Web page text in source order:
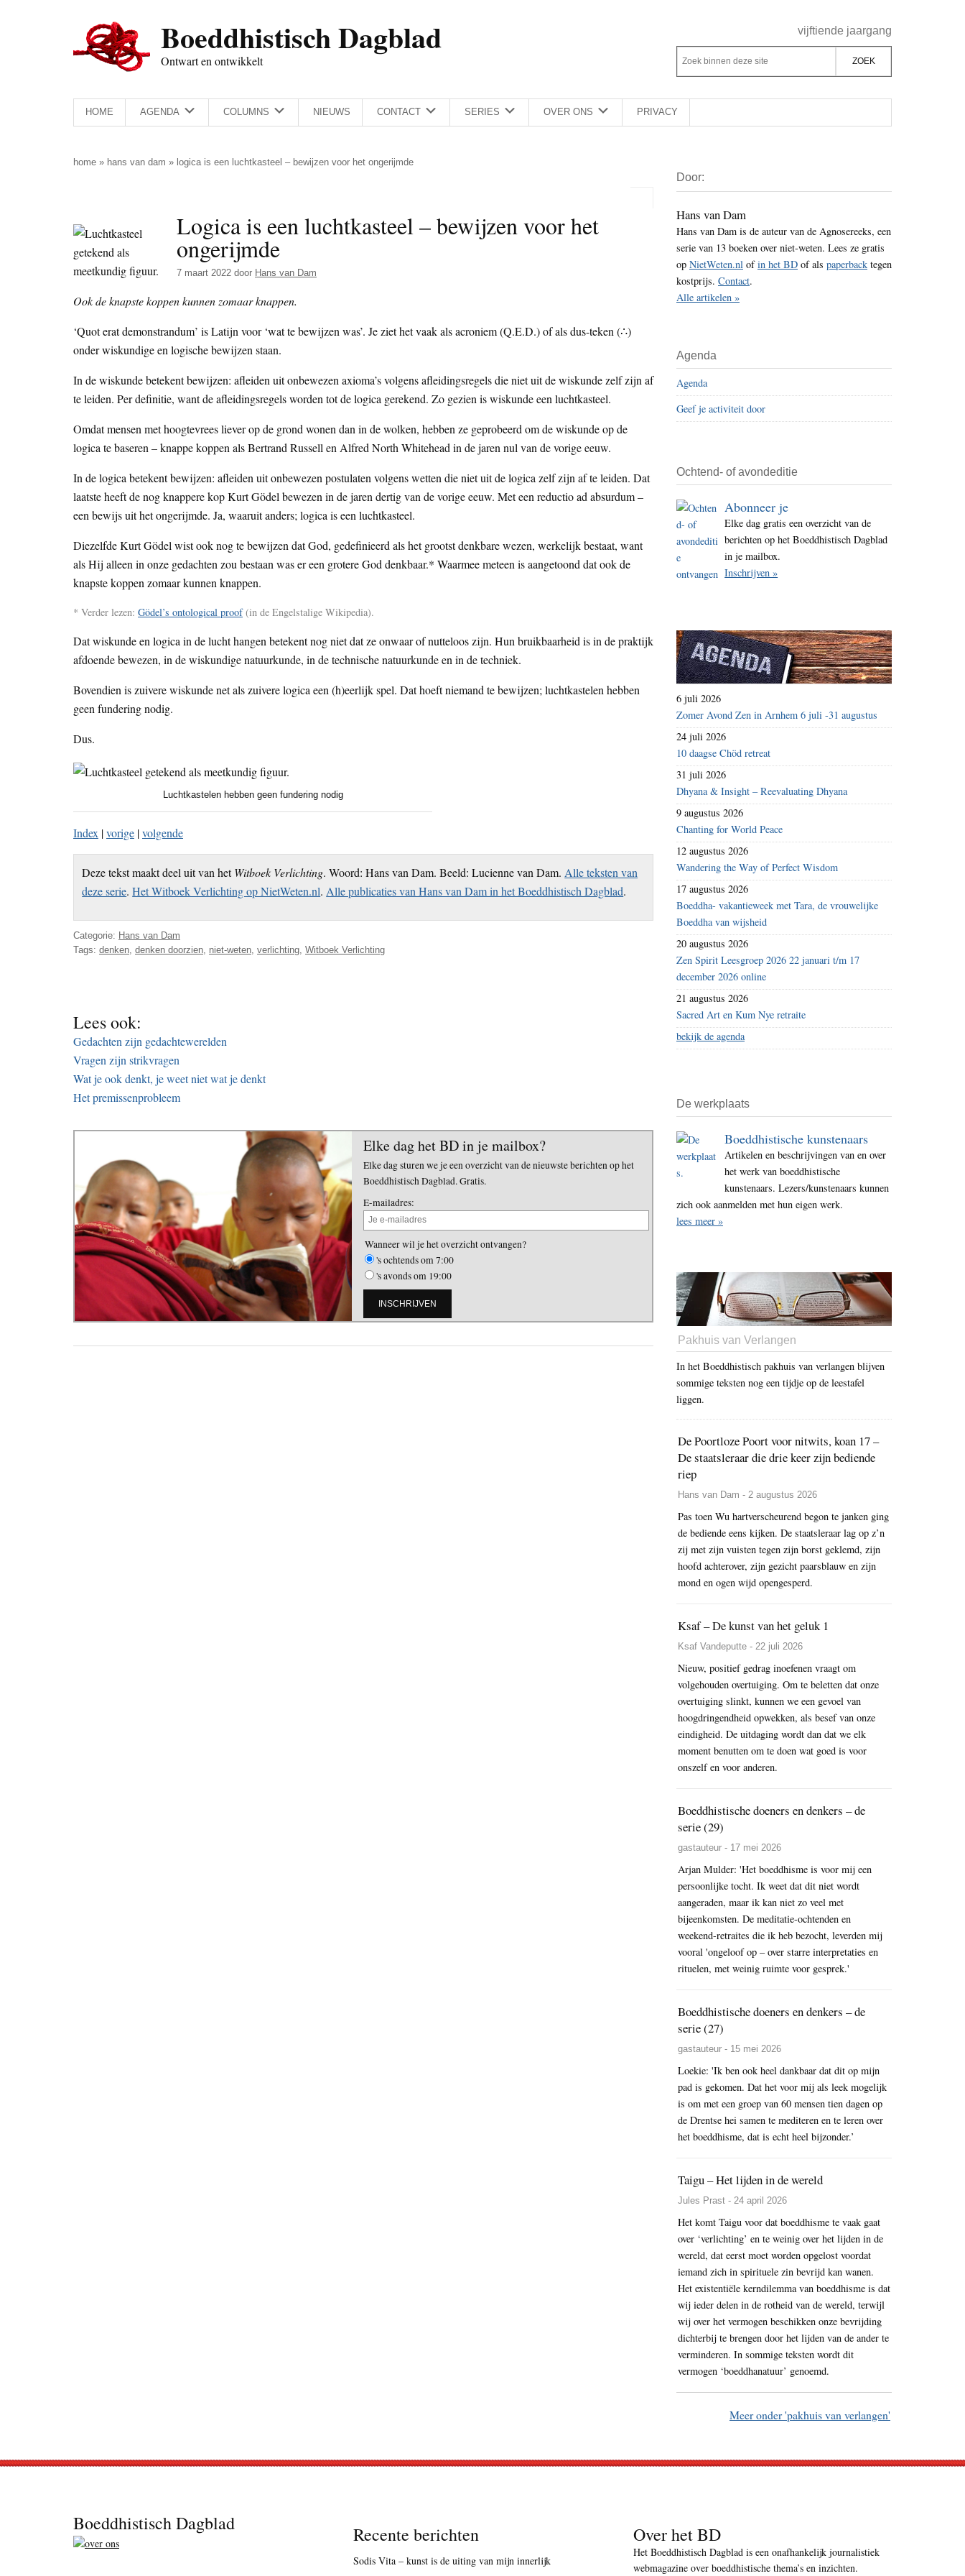
Boeddhistisch Dagblad
Ontwart en ontwikkelt
Rechts
vijftiende jaargang
Z
o
e
k
d
e
z
e
s
i
t
Z
o
k
b
n
n
e
z
e
t
e
HOME AGENDA COLUMNS NIEUWS CONTACT SERIES OVER ONS PRIVACY
home » hans van dam » logica is een luchtkasteel – bewijzen voor het ongerijmde
Logica is een luchtkasteel – bewijzen voor het
ongerijmde
7 maart 2022 door Hans van Dam
Ook de knapste koppen kunnen zomaar knappen.
‘Quot erat demonstrandum’ is Latijn voor ‘wat te bewijzen was’. Je ziet het vaak als acroniem (Q.E.D.) of als dus-teken (∴)
onder wiskundige en logische bewijzen staan.
In de wiskunde betekent bewijzen: afleiden uit onbewezen axioma’s volgens afleidingsregels die niet uit de wiskunde zelf zijn af
te leiden. Per definitie, want de afleidingsregels worden tot de logica gerekend. Zo gezien is wiskunde een luchtkasteel.
Omdat mensen met hoogtevrees liever op de grond wonen dan in de wolken, hebben ze geprobeerd om de wiskunde op de
logica te baseren – knappe koppen als Bertrand Russell en Alfred North Whitehead in de jaren nul van de vorige eeuw.
In de logica betekent bewijzen: afleiden uit onbewezen postulaten volgens wetten die niet uit de logica zelf zijn af te leiden. Dat
laatste heeft de nog knappere kop Kurt Gödel bewezen in de jaren dertig van de vorige eeuw. Met een reductio ad absurdum –
een bewijs uit het ongerijmde. Ja, waaruit anders; logica is een luchtkasteel.
Diezelfde Kurt Gödel wist ook nog te bewijzen dat God, gedefinieerd als het grootst denkbare wezen, werkelijk bestaat, want
als Hij alleen in onze gedachten zou bestaan was er een grotere God denkbaar.* Waarmee meteen is aangetoond dat ook de
knapste koppen zomaar kunnen knappen.
* Verder lezen: Gödel’s ontological proof(in de Engelstalige Wikipedia).
Dat wiskunde en logica in de lucht hangen betekent nog niet dat ze onwaar of nutteloos zijn. Hun bruikbaarheid is in de praktijk
afdoende bewezen, in de wiskundige natuurkunde, in de technische natuurkunde en in de techniek.
Bovendien is zuivere wiskunde net als zuivere logica een (h)eerlijk spel. Dat hoeft niemand te bewijzen; luchtkastelen hebben
geen fundering nodig.
Dus.
Luchtkastelen hebben geen fundering nodig
Index |vorige |volgende
Deze tekst maakt deel uit van hetWitboek Verlichting. Woord: Hans van Dam. Beeld: Lucienne van Dam. Alle teksten van
deze serie.Het Witboek Verlichting op NietWeten.nl. Alle publicaties van Hans van Dam in het Boeddhistisch Dagblad.
Categorie: Hans van Dam
Tags: denken denken doorzien niet-weten verlichting Witboek Verlichting
Lees ook:
Gedachten zijn gedachtewerelden
Vragen zijn strikvragen
Wat je ook denkt, je weet niet wat je denkt
Het premissenprobleem
Elke dag het BD in je mailbox?
Elke dag sturen we je een overzicht van de nieuwste berichten op het
Boeddhistisch Dagblad. Gratis.
E-mailadres:
Wanneer wil je het overzicht ontvangen?
's ochtends om 7:00
's avonds om 19:00
Sidebar
Door:
Hans van Dam
Hans van Dam is de auteur van de Agnosereeks, een
serie van 13 boeken over niet-weten. Lees ze gratis
op NietWeten.nl ofin het BD of als paperback tegen
kostprijs. Contact.
Alle artikelen »
Agenda
Agenda
Geef je activiteit door
Ochtend- of avondeditie
Abonneer je
Elke dag gratis een overzicht van de
berichten op het Boeddhistisch Dagblad
in je mailbox.
Inschrijven »
6 juli 2026
Zomer Avond Zen in Arnhem 6 juli -31 augustus
24 juli 2026
10 daagse Chöd retreat
31 juli 2026
Dhyana & Insight – Reevaluating Dhyana
9 augustus 2026
Chanting for World Peace
12 augustus 2026
Wandering the Way of Perfect Wisdom
17 augustus 2026
Boeddha- vakantieweek met Tara, de vrouwelijke
Boeddha van wijsheid
20 augustus 2026
Zen Spirit Leesgroep 2026 22 januari t/m 17
december 2026 online
21 augustus 2026
Sacred Art en Kum Nye retraite
bekijk de agenda
De werkplaats
Boeddhistische kunstenaars
Artikelen en beschrijvingen van en over
het werk van boeddhistische
kunstenaars. Lezers/kunstenaars kunnen
zich ook aanmelden met hun eigen werk.
lees meer »
Pakhuis van Verlangen
In het Boeddhistisch pakhuis van verlangen blijven
sommige teksten nog een tijdje op de leestafel
liggen.
De Poortloze Poort voor nitwits, koan 17 –
De staatsleraar die drie keer zijn bediende
riep
Hans van Dam - 2 augustus 2026
Pas toen Wu hartverscheurend begon te janken ging
de bediende eens kijken. De staatsleraar lag op z’n
zij met zijn vuisten tegen zijn borst geklemd, zijn
hoofd achterover, zijn gezicht paarsblauw en zijn
mond en ogen wijd opengesperd.
Ksaf – De kunst van het geluk 1
Ksaf Vandeputte - 22 juli 2026
Nieuw, positief gedrag inoefenen vraagt om
volgehouden overtuiging. Om te beletten dat onze
overtuiging slinkt, kunnen we een gevoel van
hoogdringendheid opwekken, als besef van onze
eindigheid. De uitdaging wordt dan dat we elk
moment benutten om te doen wat goed is voor
onszelf en voor anderen.
Boeddhistische doeners en denkers – de
serie (29)
gastauteur - 17 mei 2026
Arjan Mulder: 'Het boeddhisme is voor mij een
persoonlijke tocht. Ik weet dat dit niet wordt
aangeraden, maar ik kan niet zo veel met
bijeenkomsten. De meditatie-ochtenden en
weekend-retraites die ik heb bezocht, leverden mij
vooral 'ongeloof op – over starre interpretaties en
rituelen, met weinig ruimte voor gesprek.'
Boeddhistische doeners en denkers – de
serie (27)
gastauteur - 15 mei 2026
Loekie: 'Ik ben ook heel dankbaar dat dit op mijn
pad is gekomen. Dat het voor mij als leek mogelijk
is om met een groep van 60 mensen tien dagen op
de Drentse hei samen te mediteren en te leren over
het boeddhisme, dat is echt heel bijzonder.’
Taigu – Het lijden in de wereld
Jules Prast - 24 april 2026
Het komt Taigu voor dat boeddhisme te vaak gaat
over ‘verlichting’ en te weinig over het lijden in de
wereld, dat eerst moet worden opgelost voordat
iemand zich in spirituele zin bevrijd kan wanen.
Het existentiële kerndilemma van boeddhisme is dat
wij ieder delen in de rotheid van de wereld, terwijl
wij over het vermogen beschikken onze bevrijding
dichterbij te brengen door het lijden van de ander te
verminderen. In sommige teksten wordt dit
vermogen ‘boeddhanatuur’ genoemd.
Meer onder 'pakhuis van verlangen'
Boeddhistisch Dagblad Recente berichten
Sodis Vita – kunst is de uiting van mijn innerlijk
Over het BD
Het Boeddhistisch Dagblad is een onafhankelijk journalistiek
webmagazine over boeddhistische thema’s en inzichten.